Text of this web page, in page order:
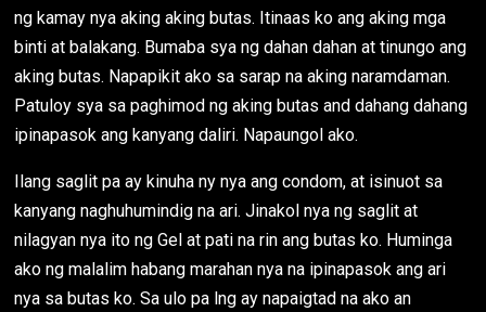
ng kamay nya aking aking butas. Itinaas ko ang aking mga
binti at balakang. Bumaba sya ng dahan dahan at tinungo ang
aking butas. Napapikit ako sa sarap na aking naramdaman.
Patuloy sya sa paghimod ng aking butas and dahang dahang
ipinapasok ang kanyang daliri. Napaungol ako.
Ilang saglit pa ay kinuha ny nya ang condom, at isinuot sa
kanyang naghuhumindig na ari. Jinakol nya ng saglit at
nilagyan nya ito ng Gel at pati na rin ang butas ko. Huminga
ako ng malalim habang marahan nya na ipinapasok ang ari
nya sa butas ko. Sa ulo pa lng ay napaigtad na ako an